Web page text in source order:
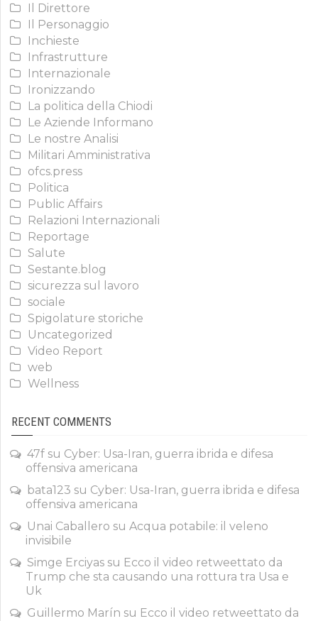
Il Direttore
Il Personaggio
Inchieste
Infrastrutture
Internazionale
Ironizzando
La politica della Chiodi
Le Aziende Informano
Le nostre Analisi
Militari Amministrativa
ofcs.press
Politica
Public Affairs
Relazioni Internazionali
Reportage
Salute
Sestante.blog
sicurezza sul lavoro
sociale
Spigolature storiche
Uncategorized
Video Report
web
Wellness
RECENT COMMENTS
47f su Cyber: Usa-Iran, guerra ibrida e difesa
offensiva americana
bata123 su Cyber: Usa-Iran, guerra ibrida e difesa
offensiva americana
Unai Caballero su Acqua potabile: il veleno
invisibile
Simge Erciyas su Ecco il video retweettato da
Trump che sta causando una rottura tra Usa e
Uk
Guillermo Marín su Ecco il video retweettato da